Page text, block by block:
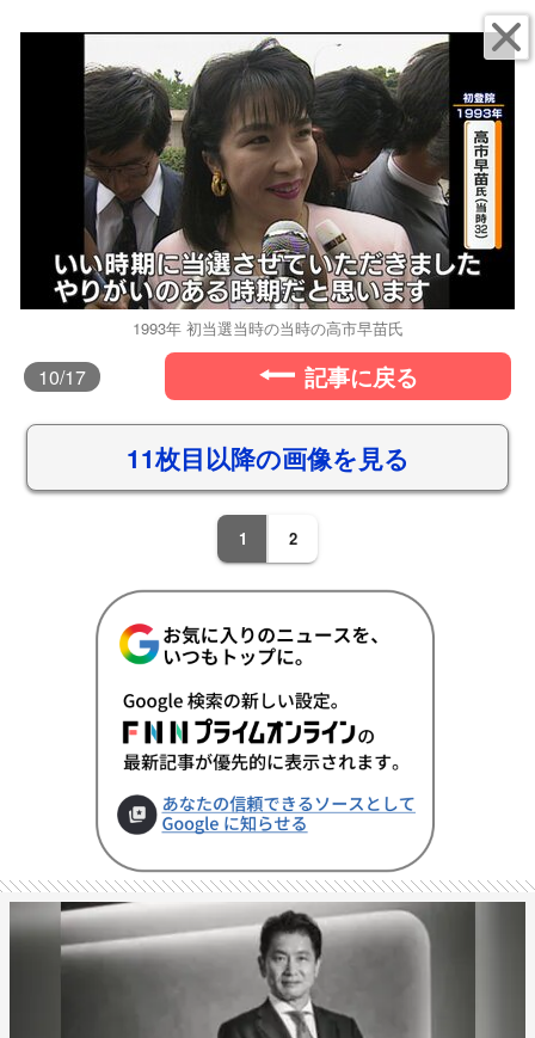
1993年 初当選当時の当時の高市早苗氏
10/17 記事に戻る
11枚目以降の画像を見る
1 2